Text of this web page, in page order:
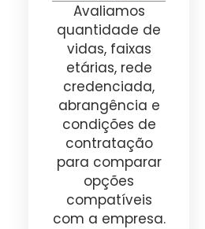
Avaliamos
quantidade de
vidas, faixas
etárias, rede
credenciada,
abrangência e
condições de
contratação
para comparar
opções
compatíveis
com a empresa.